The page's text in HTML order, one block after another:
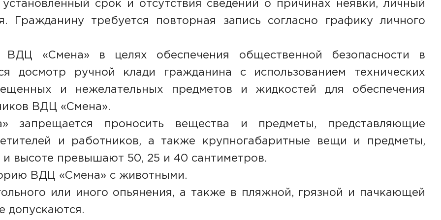
срок и отсутствия сведений о причинах неявки, личный
Гражданину требуется повторная запись согласно графику личного
«Смена» в целях обеспечения общественной безопасности в
досмотр ручной клади гражданина с использованием технических
и нежелательных предметов и жидкостей для обеспечения
ВДЦ «Смена».
проносить вещества и предметы, представляющие
и работников, а также крупногабаритные вещи и предметы,
высоте превышают 50, 25 и 40 сантиметров.
ВДЦ «Смена» с животными.
или иного опьянения, а также в пляжной, грязной и пачкающей
допускаются.